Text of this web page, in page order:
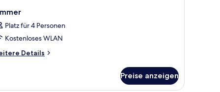
Platz für 4 Personen
Kostenloses WLAN
Details
Preise anzeigen